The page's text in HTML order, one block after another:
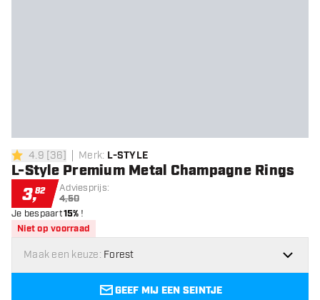
4.9 score sterren
4.9 [36] Merk: L-STYLE
L-Style Premium Metal Champagne Rings
3,82 Adviesprijs:
4,50
Je bespaart15% !
Niet op voorraad
Maak een keuze: Forest
GEEF MIJ EEN SEINTJE